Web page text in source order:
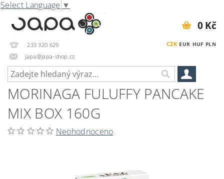
Select Language ▼
233 320 629
japa@japa-shop.cz
CZK EUR HUF PLN
0 Kč
MORINAGA FULUFFY PANCAKE
MIX BOX 160G
Neohodnoceno